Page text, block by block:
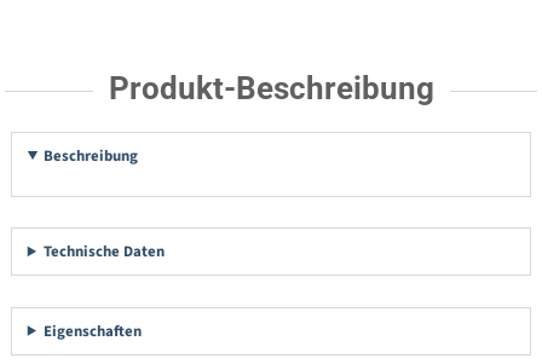
Produkt-Beschreibung
Beschreibung
Technische Daten
Eigenschaften